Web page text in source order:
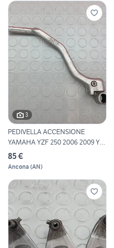
3
PEDIVELLA ACCENSIONE
YAMAHA YZF 250 2006 2009 YZ-
F
85 €
Ancona (AN)